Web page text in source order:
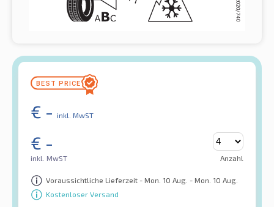
€ - inkl. MwST
€ -
inkl. MwST Anzahl
Voraussichtliche Lieferzeit - Mon. 10 Aug. - Mon. 10 Aug.
Kostenloser Versand